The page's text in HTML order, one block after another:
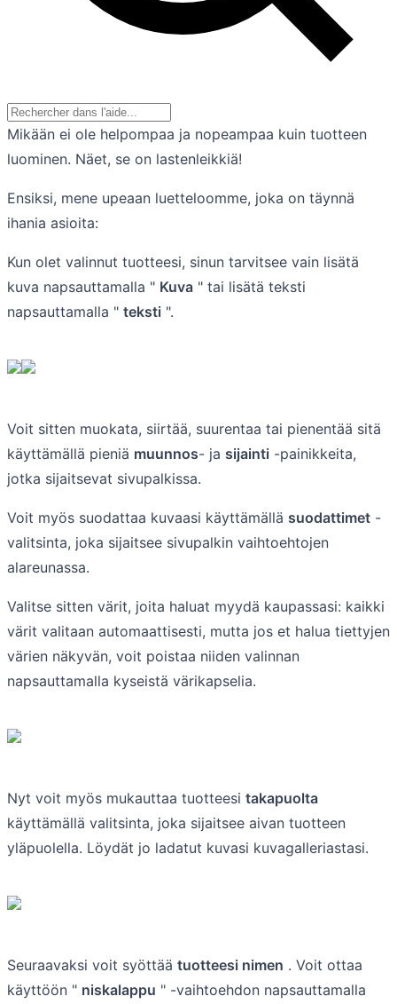
Mikään ei ole helpompaa ja nopeampaa kuin tuotteen
luominen. Näet, se on lastenleikkiä!
Ensiksi, mene upeaan luetteloomme, joka on täynnä
ihania asioita:
Kun olet valinnut tuotteesi, sinun tarvitsee vain lisätä
kuva napsauttamalla " Kuva " tai lisätä teksti
napsauttamalla " teksti ".
Voit sitten muokata, siirtää, suurentaa tai pienentää sitä
käyttämällä pieniä muunnos- ja sijainti -painikkeita,
jotka sijaitsevat sivupalkissa.
Voit myös suodattaa kuvaasi käyttämällä suodattimet -
valitsinta, joka sijaitsee sivupalkin vaihtoehtojen
alareunassa.
Valitse sitten värit, joita haluat myydä kaupassasi: kaikki
värit valitaan automaattisesti, mutta jos et halua tiettyjen
värien näkyvän, voit poistaa niiden valinnan
napsauttamalla kyseistä värikapselia.
Nyt voit myös mukauttaa tuotteesi takapuolta
käyttämällä valitsinta, joka sijaitsee aivan tuotteen
yläpuolella. Löydät jo ladatut kuvasi kuvagalleriastasi.
Seuraavaksi voit syöttää tuotteesi nimen . Voit ottaa
käyttöön " niskalappu " -vaihtoehdon napsauttamalla